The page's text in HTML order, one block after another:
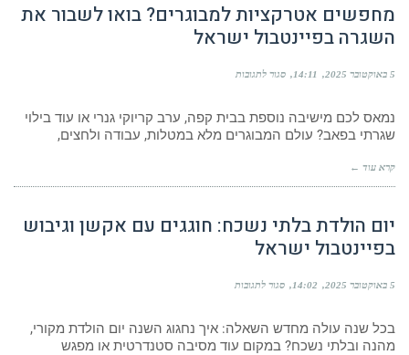
מחפשים אטרקציות למבוגרים? בואו לשבור את
השגרה בפיינטבול ישראל
5 באוקטובר 2025 14:11 סגור לתגובות
נמאס לכם מישיבה נוספת בבית קפה, ערב קריוקי גנרי או עוד בילוי
שגרתי בפאב? עולם המבוגרים מלא במטלות, עבודה ולחצים,
קרא עוד ←
יום הולדת בלתי נשכח: חוגגים עם אקשן וגיבוש
בפיינטבול ישראל
5 באוקטובר 2025 14:02 סגור לתגובות
בכל שנה עולה מחדש השאלה: איך נחגוג השנה יום הולדת מקורי,
מהנה ובלתי נשכח? במקום עוד מסיבה סטנדרטית או מפגש